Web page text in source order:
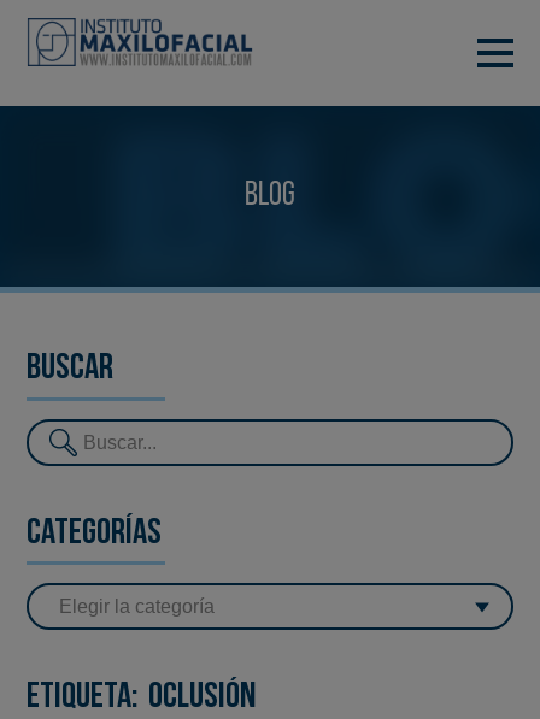
Blog
Buscar
Categorías
Etiqueta: oclusión